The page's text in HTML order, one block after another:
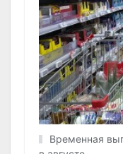
Временная